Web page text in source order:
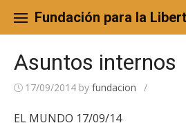
content
Fundación para la
Asuntos internos
17/09/2014 by fundacion /
EL MUNDO 17/09/14